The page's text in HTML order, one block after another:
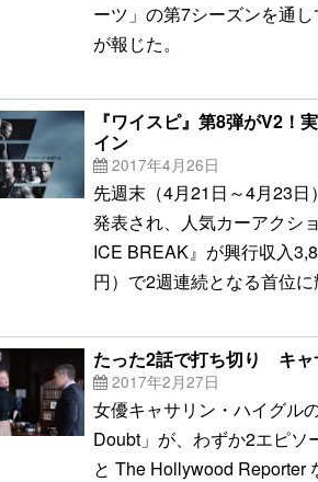
ーツ」の第7シーズンを通
が報じた。
『ワイスピ』第8弾がV2！
イン
2017年4月26日
先週末（4月21日～4月23
発表され、人気カーアクシ
ICE BREAK』が興行収入
円）で2週連続となる首位に
たった2話で打ち切り キャ
2017年2月27日
女優キャサリン・ハイグル
Doubt」が、わずか2エピソ
と The Hollywood Reporter